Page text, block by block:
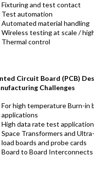
Fixturing and test contact
Test automation
Automated material handling
Wireless testing at scale /
Thermal control
Circuit Board (PCB)
Challenges
For high temperature Burn-in
applications
High data rate test
Space Transformers and
load boards and probe cards
Board to Board Interconnects